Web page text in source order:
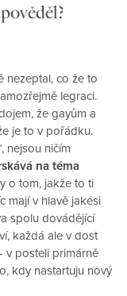
nezeptal, co že to
legraci.
že gayům a
je to v pořádku.
nejsou ničím
na téma
o tom, jakže to ti
mají v hlavě jakési
spolu dovádějící
každá ale v dost
v posteli primárně
kdy nastartuju nový